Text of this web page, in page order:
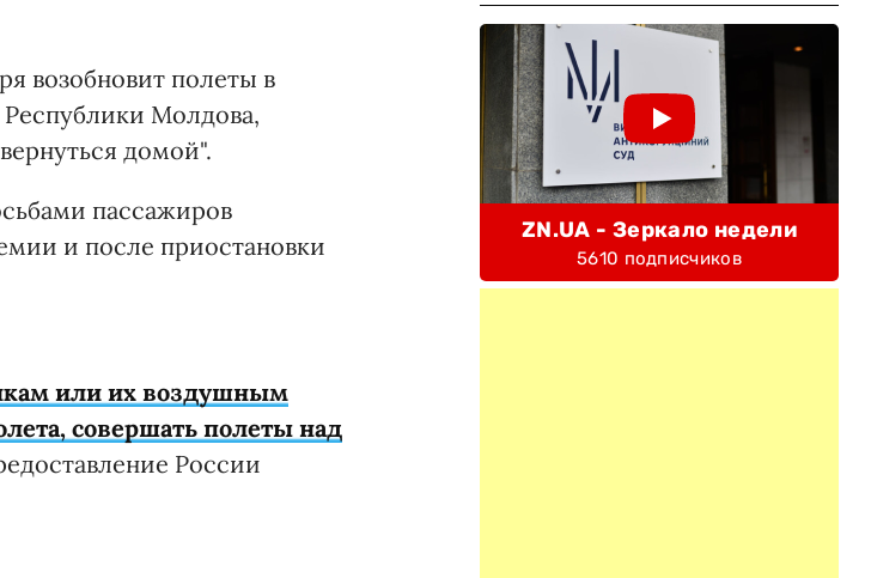
возобновит полеты в
Молдова,
домой".
пассажиров
и после приостановки
или их воздушным
совершать полеты над
России
ZN.UA - Зеркало недели
5610 подписчиков